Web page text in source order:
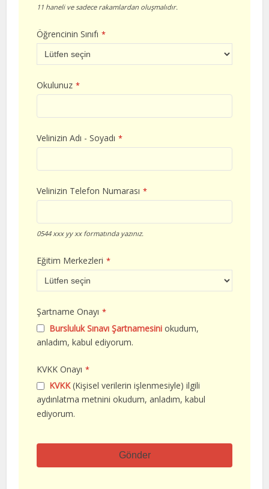
11 haneli ve sadece rakamlardan oluşmalıdır.
Öğrencinin Sınıfı *
Okulunuz *
Velinizin Adı - Soyadı *
Velinizin Telefon Numarası *
0544 xxx yy xx formatında yazınız.
Eğitim Merkezleri *
Şartname Onayı *
Bursluluk Sınavı Şartnamesini okudum,
anladım, kabul ediyorum.
KVKK Onayı *
KVKK(Kişisel verilerin işlenmesiyle) ilgili
aydınlatma metnini okudum, anladım, kabul
ediyorum.
Gönder